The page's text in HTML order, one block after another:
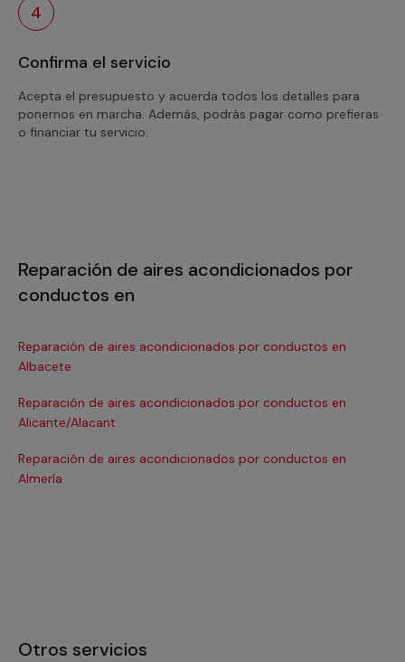
4
Confirma el servicio
Acepta el presupuesto y acuerda todos los detalles para
ponernos en marcha. Además, podrás pagar como prefieras
o financiar tu servicio.
Reparación de aires acondicionados por
conductos en
Reparación de aires acondicionados por conductos en
Albacete
Reparación de aires acondicionados por conductos en
Alicante/Alacant
Reparación de aires acondicionados por conductos en
Almería
Otros servicios